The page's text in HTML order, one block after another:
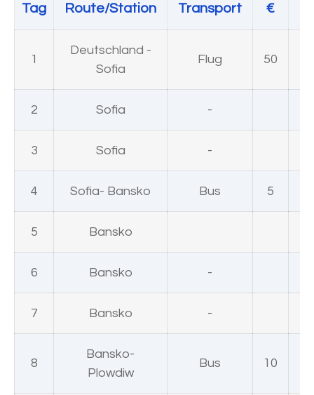
Tag Route/Station Transport €
1
Deutschland -
Sofia
Flug 50
2 Sofia -
3 Sofia -
4 Sofia- Bansko Bus 5
5 Bansko
6 Bansko -
7 Bansko -
8
Bansko-
Plowdiw
Bus 10